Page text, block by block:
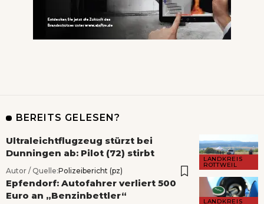
BEREITS GELESEN?
LANDKREIS
ROTTWEIL
Ultraleichtflugzeug stürzt bei
Dunningen ab: Pilot (72) stirbt
Autor / Quelle:Polizeibericht (pz)
LANDKREIS
Epfendorf: Autofahrer verliert 500
Euro an „Benzinbettler“